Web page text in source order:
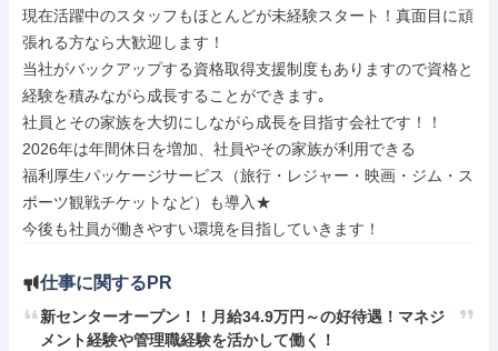
現在活躍中のスタッフもほとんどが未経験スタート！真面目に頑
張れる方なら大歓迎します！
当社がバックアップする資格取得支援制度もありますので資格と
経験を積みながら成長することができます｡
社員とその家族を大切にしながら成長を目指す会社です！！
2026年は年間休日を増加、社員やその家族が利用できる
福利厚生パッケージサービス（旅行・レジャー・映画・ジム・ス
ポーツ観戦チケットなど）も導入★
今後も社員が働きやすい環境を目指していきます！
仕事に関するPR
新センターオープン！！月給34.9万円～の好待遇！マネジ
メント経験や管理職経験を活かして働く！